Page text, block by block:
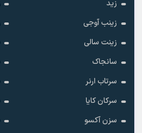
زید
زینب آوجی
زینت سالی
سانجاک
سرتاب ارنر
سرکان کایا
سزن آکسو